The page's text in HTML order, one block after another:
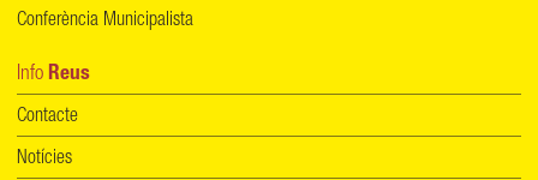
Conferència Municipalista
Info Reus
Contacte
Notícies